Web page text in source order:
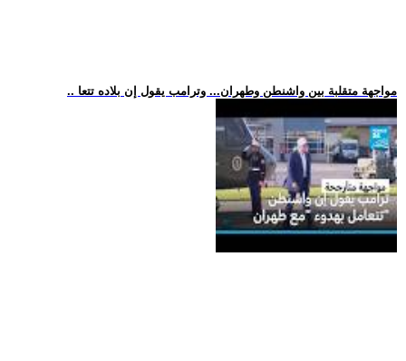
.. مواجهة متقلبة بين واشنطن وطهران... وترامب يقول إن بلاده تتعا